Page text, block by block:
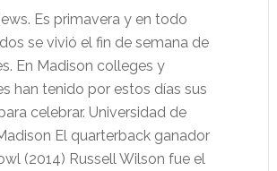
Es primavera y en todo
se vivió el fin de semana de
En Madison colleges y
han tenido por estos días sus
celebrar. Universidad de
El quarterback ganador
(2014) Russell Wilson fue el